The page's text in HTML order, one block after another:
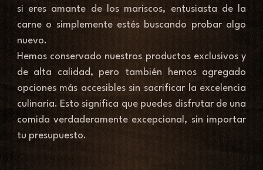
si eres amante de los mariscos, entusiasta de la
carne o simplemente estés buscando probar algo
nuevo.
Hemos conservado nuestros productos exclusivos y
de alta calidad, pero también hemos agregado
opciones más accesibles sin sacrificar la excelencia
culinaria. Esto significa que puedes disfrutar de una
comida verdaderamente excepcional, sin importar
tu presupuesto.